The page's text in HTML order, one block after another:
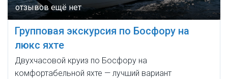
Групповая экскурсия по Босфору на
люкс яхте
Двухчасовой круиз по Босфору на
комфортабельной яхте — лучший вариант